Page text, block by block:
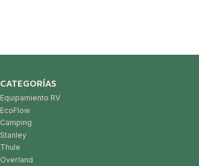
CATEGORÍAS
Equipamiento RV
EcoFlow
Camping
Stanley
Thule
Overland